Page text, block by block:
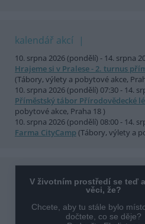
kalendář akcí
10. srpna 2026 (pondělí) - 14. srpna
Hrajeme si v Pralese - 2. turnus
(Tábory, výlety a pobytové akce,
10. srpna 2026 (pondělí) 07:30 - 14.
Příměstský tábor Přírodovědecké
pobytové akce, Praha 18 )
10. srpna 2026 (pondělí) 08:00 - 14.
Farma CityCamp (Tábory, výlety a